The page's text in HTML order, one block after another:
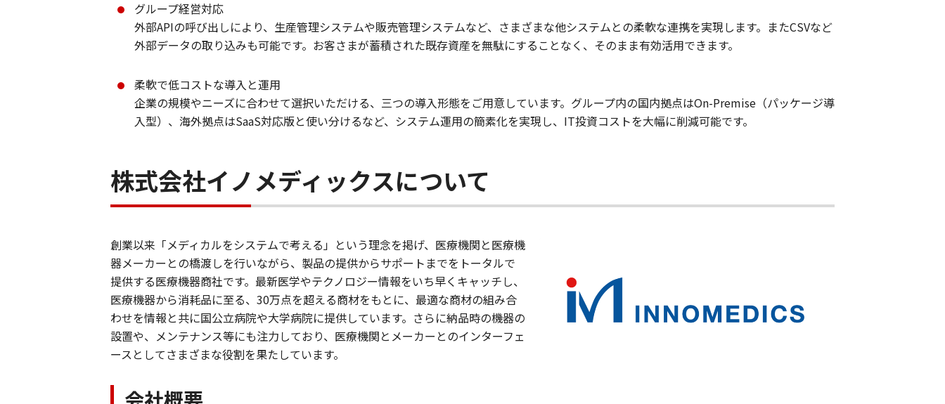
グループ経営対応
外部APIの呼び出しにより、生産管理システムや販売管理システムなど、さまざまな他システムとの柔軟な連携を実現します。またCSVなど
外部データの取り込みも可能です。お客さまが蓄積された既存資産を無駄にすることなく、そのまま有効活用できます。
柔軟で低コストな導入と運用
企業の規模やニーズに合わせて選択いただける、三つの導入形態をご用意しています。グループ内の国内拠点はOn-Premise（パッケージ導
入型）、海外拠点はSaaS対応版と使い分けるなど、システム運用の簡素化を実現し、IT投資コストを大幅に削減可能です。
株式会社イノメディックスについて
創業以来「メディカルをシステムで考える」という理念を掲げ、医療機関と医療機
器メーカーとの橋渡しを行いながら、製品の提供からサポートまでをトータルで
提供する医療機器商社です。最新医学やテクノロジー情報をいち早くキャッチし、
医療機器から消耗品に至る、30万点を超える商材をもとに、最適な商材の組み合
わせを情報と共に国公立病院や大学病院に提供しています。さらに納品時の機器の
設置や、メンテナンス等にも注力しており、医療機関とメーカーとのインターフェ
ースとしてさまざまな役割を果たしています。